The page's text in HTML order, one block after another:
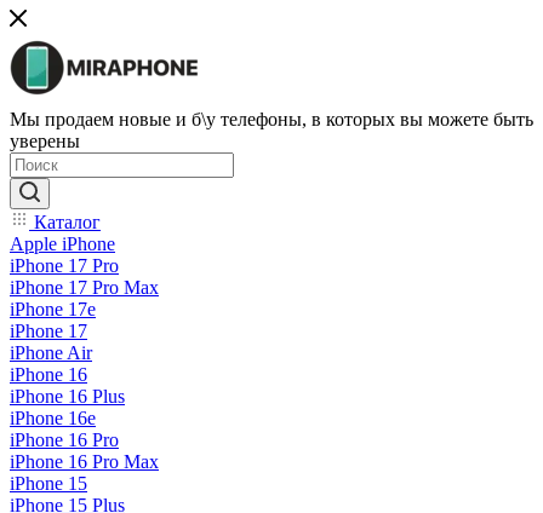
Мы продаем новые и б\у телефоны, в которых вы можете быть
уверены
Каталог
Apple iPhone
iPhone 17 Pro
iPhone 17 Pro Max
iPhone 17e
iPhone 17
iPhone Air
iPhone 16
iPhone 16 Plus
iPhone 16e
iPhone 16 Pro
iPhone 16 Pro Max
iPhone 15
iPhone 15 Plus